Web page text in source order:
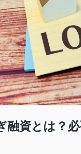
融資とは？